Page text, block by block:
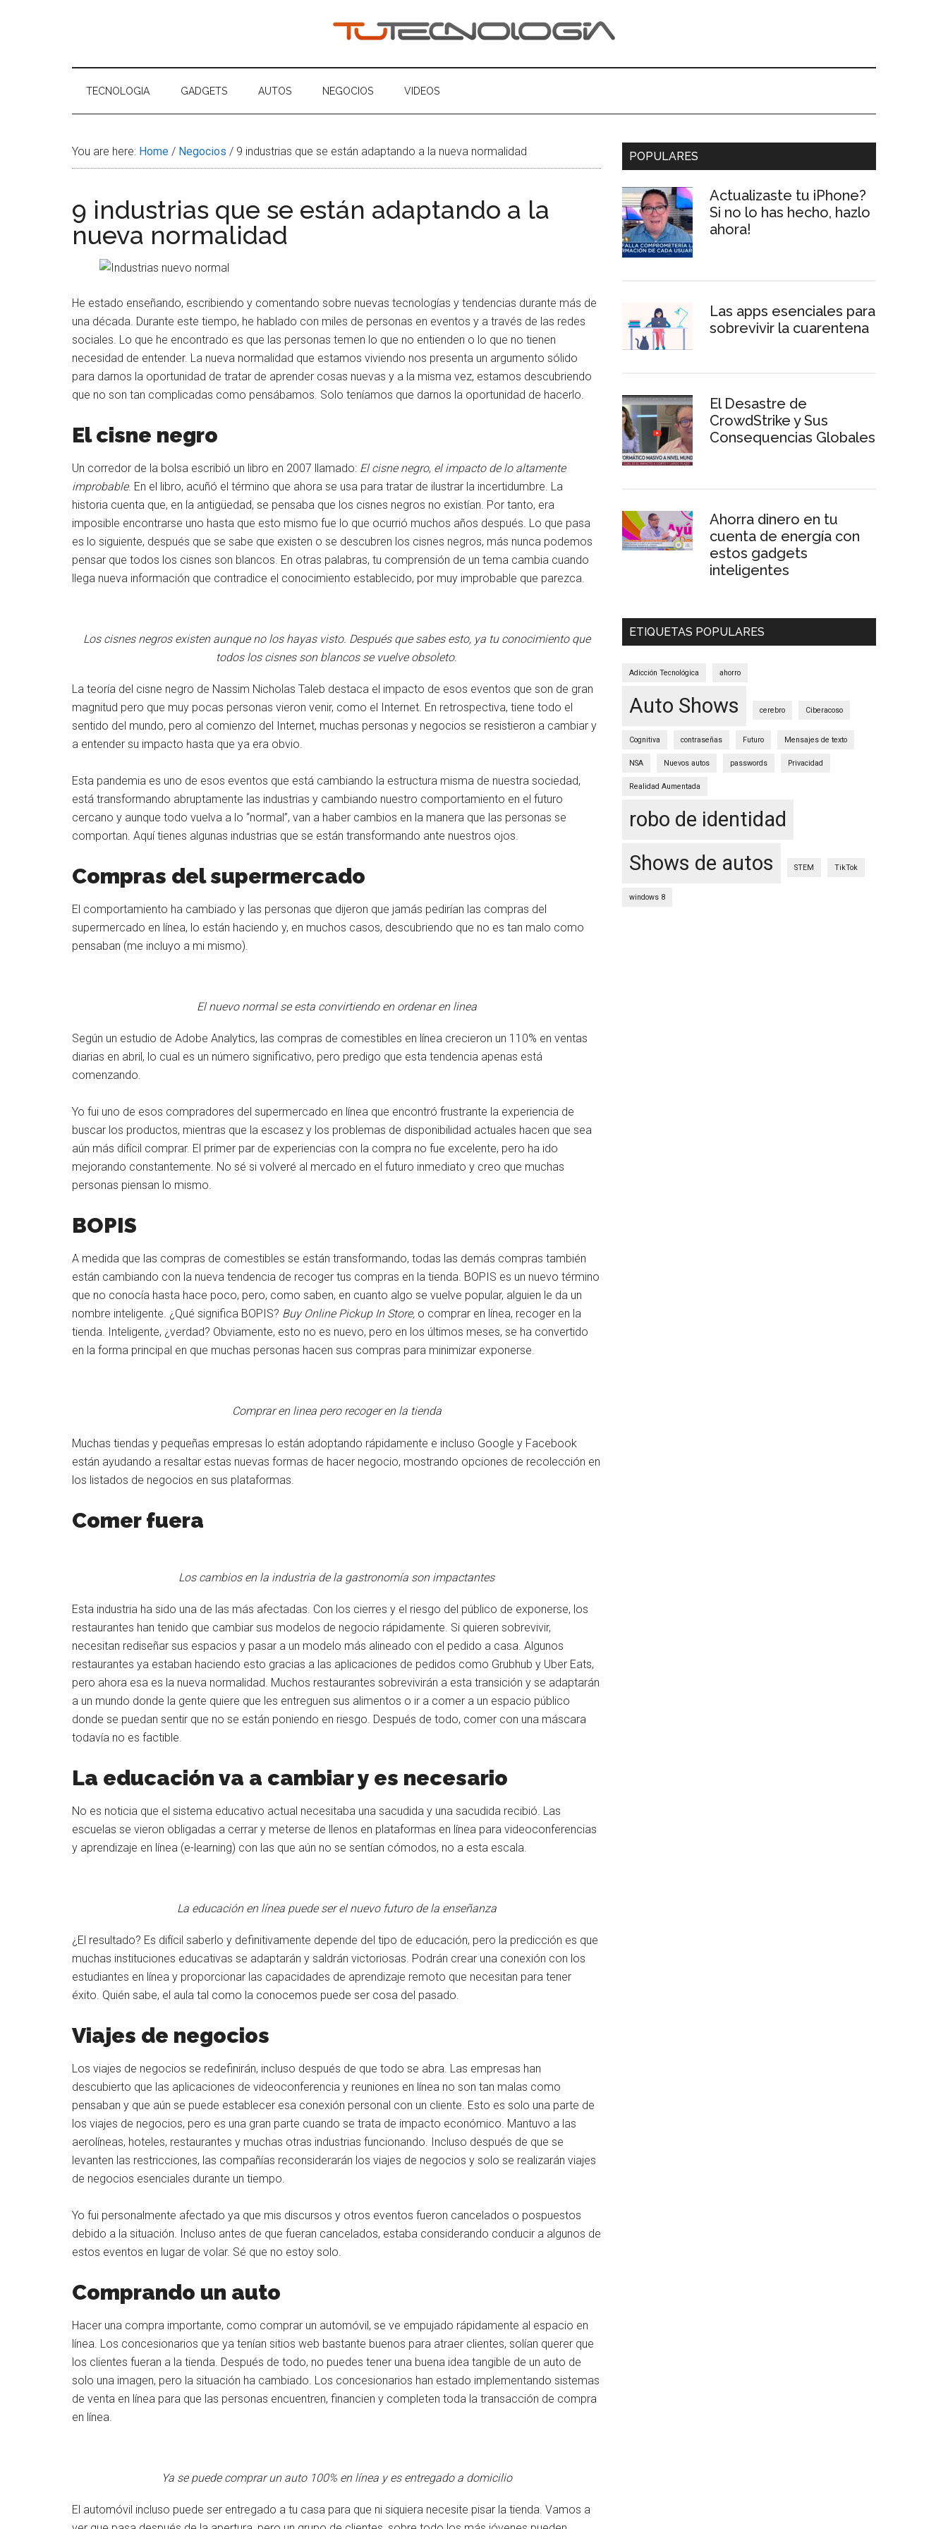
Tu
Tecnologia
TECNOLOGIA GADGETS AUTOS NEGOCIOS VIDEOS
You are here: Home / Negocios / 9 industrias que se están adaptando a la nueva normalidad
9 industrias que se están adaptando a la
nueva normalidad
He estado enseñando, escribiendo y comentando sobre nuevas tecnologías y tendencias durante más de
una década. Durante este tiempo, he hablado con miles de personas en eventos y a través de las redes
sociales. Lo que he encontrado es que las personas temen lo que no entienden o lo que no tienen
necesidad de entender. La nueva normalidad que estamos viviendo nos presenta un argumento sólido
para darnos la oportunidad de tratar de aprender cosas nuevas y a la misma vez, estamos descubriendo
que no son tan complicadas como pensábamos. Solo teníamos que darnos la oportunidad de hacerlo.
El cisne negro
Un corredor de la bolsa escribió un libro en 2007 llamado: El cisne negro, el impacto de lo altamente
improbable. En el libro, acuñó el término que ahora se usa para tratar de ilustrar la incertidumbre. La
historia cuenta que, en la antigüedad, se pensaba que los cisnes negros no existían. Por tanto, era
imposible encontrarse uno hasta que esto mismo fue lo que ocurrió muchos años después. Lo que pasa
es lo siguiente, después que se sabe que existen o se descubren los cisnes negros, más nunca podemos
pensar que todos los cisnes son blancos. En otras palabras, tu comprensión de un tema cambia cuando
llega nueva información que contradice el conocimiento establecido, por muy improbable que parezca.
Los cisnes negros existen aunque no los hayas visto. Después que sabes esto, ya tu conocimiento que
todos los cisnes son blancos se vuelve obsoleto.
La teoría del cisne negro de Nassim Nicholas Taleb destaca el impacto de esos eventos que son de gran
magnitud pero que muy pocas personas vieron venir, como el Internet. En retrospectiva, tiene todo el
sentido del mundo, pero al comienzo del Internet, muchas personas y negocios se resistieron a cambiar y
a entender su impacto hasta que ya era obvio.
Esta pandemia es uno de esos eventos que está cambiando la estructura misma de nuestra sociedad,
está transformando abruptamente las industrias y cambiando nuestro comportamiento en el futuro
cercano y aunque todo vuelva a lo “normal”, van a haber cambios en la manera que las personas se
comportan. Aquí tienes algunas industrias que se están transformando ante nuestros ojos.
Compras del supermercado
El comportamiento ha cambiado y las personas que dijeron que jamás pedirían las compras del
supermercado en línea, lo están haciendo y, en muchos casos, descubriendo que no es tan malo como
pensaban (me incluyo a mi mismo).
El nuevo normal se esta convirtiendo en ordenar en linea
Según un estudio de Adobe Analytics, las compras de comestibles en línea crecieron un 110% en ventas
diarias en abril, lo cual es un número significativo, pero predigo que esta tendencia apenas está
comenzando.
Yo fui uno de esos compradores del supermercado en línea que encontró frustrante la experiencia de
buscar los productos, mientras que la escasez y los problemas de disponibilidad actuales hacen que sea
aún más difícil comprar. El primer par de experiencias con la compra no fue excelente, pero ha ido
mejorando constantemente. No sé si volveré al mercado en el futuro inmediato y creo que muchas
personas piensan lo mismo.
BOPIS
A medida que las compras de comestibles se están transformando, todas las demás compras también
están cambiando con la nueva tendencia de recoger tus compras en la tienda. BOPIS es un nuevo término
que no conocía hasta hace poco, pero, como saben, en cuanto algo se vuelve popular, alguien le da un
nombre inteligente. ¿Qué significa BOPIS? Buy Online Pickup In Store, o comprar en línea, recoger en la
tienda. Inteligente, ¿verdad? Obviamente, esto no es nuevo, pero en los últimos meses, se ha convertido
en la forma principal en que muchas personas hacen sus compras para minimizar exponerse.
Comprar en linea pero recoger en la tienda
Muchas tiendas y pequeñas empresas lo están adoptando rápidamente e incluso Google y Facebook
están ayudando a resaltar estas nuevas formas de hacer negocio, mostrando opciones de recolección en
los listados de negocios en sus plataformas.
Comer fuera
Los cambios en la industria de la gastronomía son impactantes
Esta industria ha sido una de las más afectadas. Con los cierres y el riesgo del público de exponerse, los
restaurantes han tenido que cambiar sus modelos de negocio rápidamente. Si quieren sobrevivir,
necesitan rediseñar sus espacios y pasar a un modelo más alineado con el pedido a casa. Algunos
restaurantes ya estaban haciendo esto gracias a las aplicaciones de pedidos como Grubhub y Uber Eats,
pero ahora esa es la nueva normalidad. Muchos restaurantes sobrevivirán a esta transición y se adaptarán
a un mundo donde la gente quiere que les entreguen sus alimentos o ir a comer a un espacio público
donde se puedan sentir que no se están poniendo en riesgo. Después de todo, comer con una máscara
todavía no es factible.
La educación va a cambiar y es necesario
No es noticia que el sistema educativo actual necesitaba una sacudida y una sacudida recibió. Las
escuelas se vieron obligadas a cerrar y meterse de llenos en plataformas en línea para videoconferencias
y aprendizaje en línea (e-learning) con las que aún no se sentían cómodos, no a esta escala.
La educación en línea puede ser el nuevo futuro de la enseñanza
¿El resultado? Es difícil saberlo y definitivamente depende del tipo de educación, pero la predicción es que
muchas instituciones educativas se adaptarán y saldrán victoriosas. Podrán crear una conexión con los
estudiantes en línea y proporcionar las capacidades de aprendizaje remoto que necesitan para tener
éxito. Quién sabe, el aula tal como la conocemos puede ser cosa del pasado.
Viajes de negocios
Los viajes de negocios se redefinirán, incluso después de que todo se abra. Las empresas han
descubierto que las aplicaciones de videoconferencia y reuniones en línea no son tan malas como
pensaban y que aún se puede establecer esa conexión personal con un cliente. Esto es solo una parte de
los viajes de negocios, pero es una gran parte cuando se trata de impacto económico. Mantuvo a las
aerolíneas, hoteles, restaurantes y muchas otras industrias funcionando. Incluso después de que se
levanten las restricciones, las compañías reconsiderarán los viajes de negocios y solo se realizarán viajes
de negocios esenciales durante un tiempo.
Yo fui personalmente afectado ya que mis discursos y otros eventos fueron cancelados o pospuestos
debido a la situación. Incluso antes de que fueran cancelados, estaba considerando conducir a algunos de
estos eventos en lugar de volar. Sé que no estoy solo.
Comprando un auto
Hacer una compra importante, como comprar un automóvil, se ve empujado rápidamente al espacio en
línea. Los concesionarios que ya tenían sitios web bastante buenos para atraer clientes, solían querer que
los clientes fueran a la tienda. Después de todo, no puedes tener una buena idea tangible de un auto de
solo una imagen, pero la situación ha cambiado. Los concesionarios han estado implementando sistemas
de venta en línea para que las personas encuentren, financien y completen toda la transacción de compra
en línea.
Ya se puede comprar un auto 100% en línea y es entregado a domicilio
El automóvil incluso puede ser entregado a tu casa para que ni siquiera necesite pisar la tienda. Vamos a
Primary
POPULARES
Actualizaste tu iPhone?
Si no lo has hecho, hazlo
ahora!
Las apps esenciales para
sobrevivir la cuarentena
El Desastre de
CrowdStrike y Sus
Consequencias Globales
Ahorra dinero en tu
cuenta de energía con
estos gadgets
inteligentes
ETIQUETAS POPULARES
Adicción Tecnológica ahorro
Auto Shows cerebro Ciberacoso
Cognitiva contraseñas Futuro Mensajes de texto
NSA Nuevos autos passwords Privacidad
Realidad Aumentada
robo de identidad
Shows de autos
STEM TikTok
windows 8